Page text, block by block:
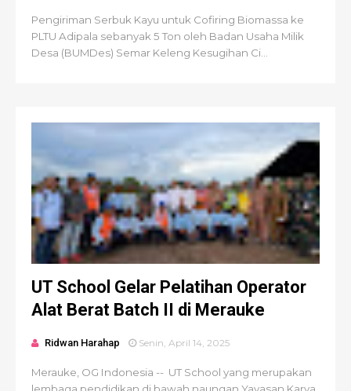
Pengiriman Serbuk Kayu untuk Cofiring Biomassa ke
PLTU Adipala sebanyak 5 Ton oleh Badan Usaha Milik
Desa (BUMDes) Semar Keleng Kesugihan Ci...
UT School Gelar Pelatihan Operator
Alat Berat Batch II di Merauke
Ridwan Harahap Senin, April 14, 2025
Merauke, OG Indonesia -- UT School yang merupakan